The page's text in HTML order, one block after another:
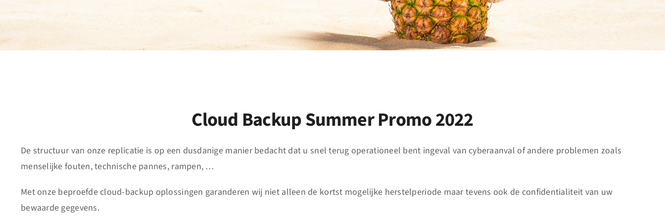
Cloud Backup Summer Promo 2022
De structuur van onze replicatie is op een dusdanige manier bedacht dat u snel terug operationeel bent ingeval van cyberaanval of andere problemen zoals
menselijke fouten, technische pannes, rampen, …
Met onze beproefde cloud-backup oplossingen garanderen wij niet alleen de kortst mogelijke herstelperiode maar tevens ook de confidentialiteit van uw
bewaarde gegevens.